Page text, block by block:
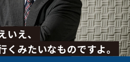
いえ、
く みたいなものですよ。